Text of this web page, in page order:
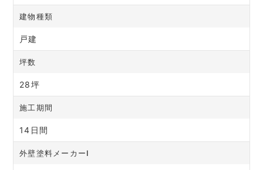
建物種類
戸建
坪数
28坪
施工期間
14日間
外壁塗料メーカーⅠ